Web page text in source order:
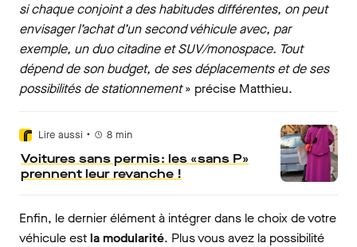
si chaque conjoint a des habitudes différentes, on peut
envisager l’achat d’un second véhicule avec, par
exemple, un duo citadine et SUV/monospace. Tout
dépend de son budget, de ses déplacements et de ses
possibilités de stationnement» précise Matthieu.
Lire aussi • 8 min
Voitures sans permis : les « sans P »
prennent leur revanche !
Enfin, le dernier élément à intégrer dans le choix de votre
véhicule estla modularité. Plus vous avez la possibilité